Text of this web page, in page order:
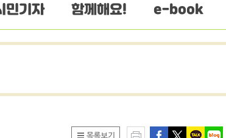
민기자 함께해요! e-book